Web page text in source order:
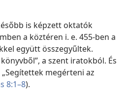
is képzett oktatók
a köztéren i. e. 455-ben a
együtt összegyűltek.
a szent iratokból. És
megérteni az
8:1–8).